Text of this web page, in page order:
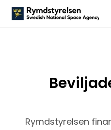
Rymdstyrelsen